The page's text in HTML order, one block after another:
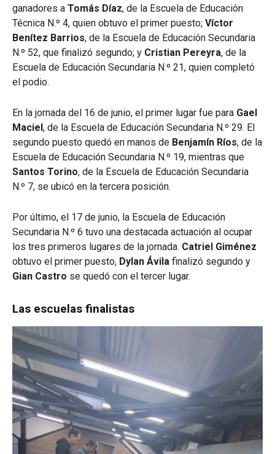
ganadores a Tomás Díaz, de la Escuela de Educación
Técnica N.º 4, quien obtuvo el primer puesto; Víctor
Benítez Barrios, de la Escuela de Educación Secundaria
N.º 52, que finalizó segundo; y Cristian Pereyra, de la
Escuela de Educación Secundaria N.º 21, quien completó
el podio.
En la jornada del 16 de junio, el primer lugar fue para Gael
Maciel, de la Escuela de Educación Secundaria N.º 29. El
segundo puesto quedó en manos de Benjamín Ríos, de la
Escuela de Educación Secundaria N.º 19, mientras que
Santos Torino, de la Escuela de Educación Secundaria
N.º 7, se ubicó en la tercera posición.
Por último, el 17 de junio, la Escuela de Educación
Secundaria N.º 6 tuvo una destacada actuación al ocupar
los tres primeros lugares de la jornada. Catriel Giménez
obtuvo el primer puesto, Dylan Ávila finalizó segundo y
Gian Castro se quedó con el tercer lugar.
Las escuelas finalistas